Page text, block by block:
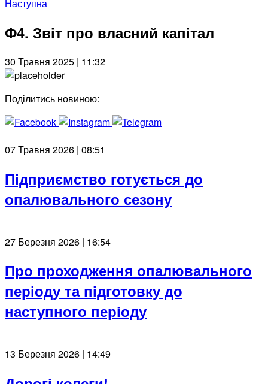
Наступна
Ф4. Звіт про власний капітал
30 Травня 2025 | 11:32
Поділитись новиною:
07 Травня 2026 | 08:51
Підприємство готується до
опалювального сезону
27 Березня 2026 | 16:54
Про проходження опалювального
періоду та підготовку до
наступного періоду
13 Березня 2026 | 14:49